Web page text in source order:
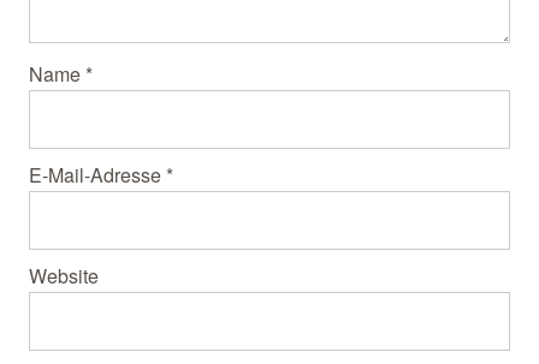
Name *
E-Mail-Adresse *
Website